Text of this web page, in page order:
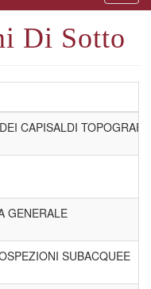
Di Sotto
CAPISALDI
GENERALE
SUBACQUEE